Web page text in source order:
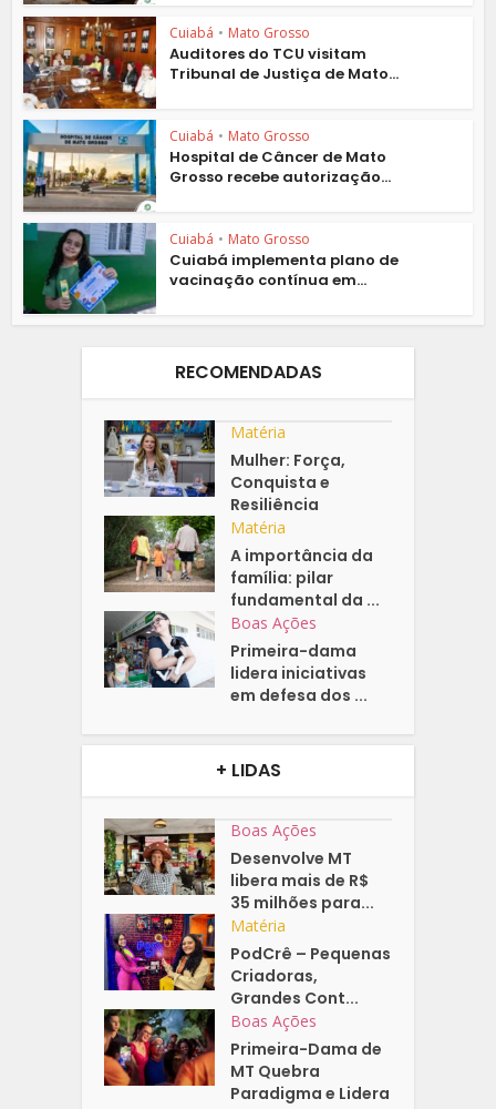
Cuiabá • Mato Grosso
Auditores do TCU visitam
Tribunal de Justiça de Mato...
Cuiabá • Mato Grosso
Hospital de Câncer de Mato
Grosso recebe autorização...
Cuiabá • Mato Grosso
Cuiabá implementa plano de
vacinação contínua em...
RECOMENDADAS
Matéria
Mulher: Força,
Conquista e
Resiliência
Matéria
A importância da
família: pilar
fundamental da ...
Boas Ações
Primeira-dama
lidera iniciativas
em defesa dos ...
+ LIDAS
Boas Ações
Desenvolve MT
libera mais de R$
35 milhões para...
Matéria
PodCrê – Pequenas
Criadoras,
Grandes Cont...
Boas Ações
Primeira-Dama de
MT Quebra
Paradigma e Lidera